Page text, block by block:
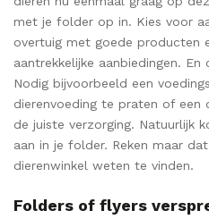
met je folder op in. Kies voor
overtuig met goede producten
aantrekkelijke aanbiedingen.
Nodig bijvoorbeeld een
dierenvoeding te praten of
de juiste verzorging. Natuurlijk
aan in je folder. Reken maar
dierenwinkel weten te vinden.
Folders of flyers